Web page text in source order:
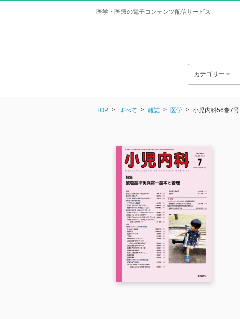
医学・医療の電子コンテンツ配信サービス
カテゴリー
TOP すべて 雑誌 医学 小児内科56巻7号